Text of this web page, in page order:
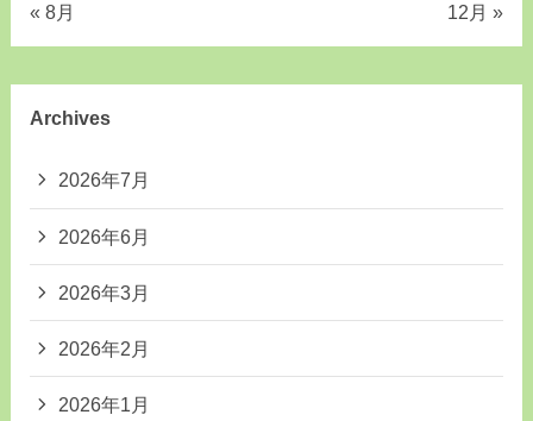
« 8月 12月 »
Archives
2026年7月
2026年6月
2026年3月
2026年2月
2026年1月